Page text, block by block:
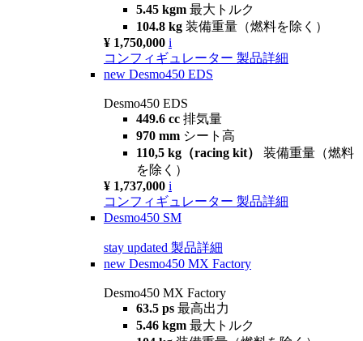
5.45 kgm 最大トルク
104.8 kg 装備重量（燃料を除く）
¥ 1,750,000 i
コンフィギュレーター 製品詳細
new Desmo450 EDS
Desmo450 EDS
449.6 cc 排気量
970 mm シート高
110,5 kg（racing kit） 装備重量（燃料
を除く）
¥ 1,737,000 i
コンフィギュレーター 製品詳細
Desmo450 SM
stay updated 製品詳細
new Desmo450 MX Factory
Desmo450 MX Factory
63.5 ps 最高出力
5.46 kgm 最大トルク